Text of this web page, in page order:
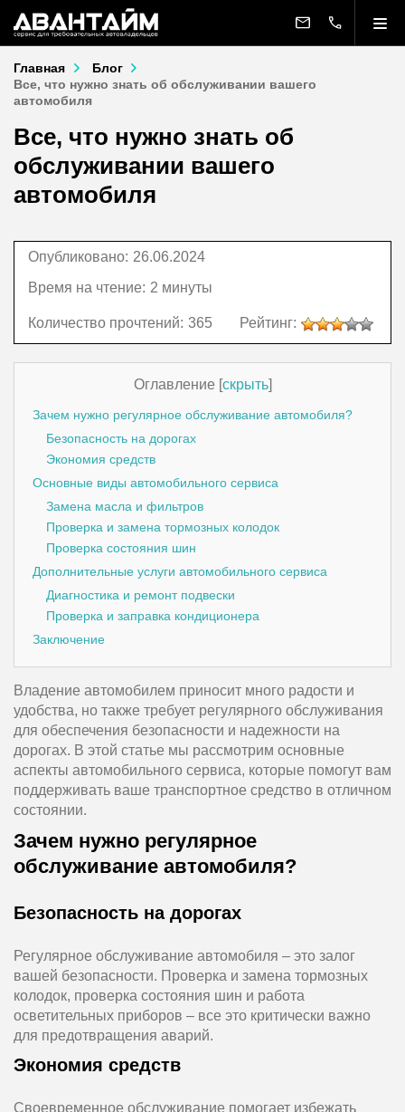
Главная
Блог
Все, что нужно знать об обслуживании вашего
автомобиля
Все, что нужно знать об
обслуживании вашего
автомобиля
Опубликовано: 26.06.2024
Время на чтение: 2 минуты
Количество прочтений: 365 Рейтинг:
Оглавление [скрыть]
Зачем нужно регулярное обслуживание автомобиля?
Безопасность на дорогах
Экономия средств
Основные виды автомобильного сервиса
Замена масла и фильтров
Проверка и замена тормозных колодок
Проверка состояния шин
Дополнительные услуги автомобильного сервиса
Диагностика и ремонт подвески
Проверка и заправка кондиционера
Заключение
Владение автомобилем приносит много радости и
удобства, но также требует регулярного обслуживания
для обеспечения безопасности и надежности на
дорогах. В этой статье мы рассмотрим основные
аспекты автомобильного сервиса, которые помогут вам
поддерживать ваше транспортное средство в отличном
состоянии.
Зачем нужно регулярное
обслуживание автомобиля?
Безопасность на дорогах
Регулярное обслуживание автомобиля – это залог
вашей безопасности. Проверка и замена тормозных
колодок, проверка состояния шин и работа
осветительных приборов – все это критически важно
для предотвращения аварий.
Экономия средств
Своевременное обслуживание помогает избежать